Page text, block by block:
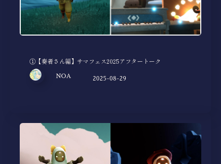
①【奏者さん編】サマフェス2025アフタートーク
NOA 2025-08-29